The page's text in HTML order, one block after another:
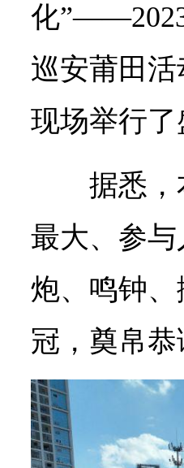
化
巡安莆田
现场举行
据悉
最大、参
炮、鸣钟
冠，奠帛